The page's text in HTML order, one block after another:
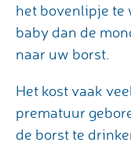
het bovenlipje te
baby dan de
naar uw borst.
Het kost vaak
prematuur
de borst te